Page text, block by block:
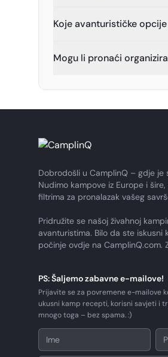
Koje avanturističke
Mogu li pronaći
Dobrodošli u CamplinQ – gdje je
Nudimo kampove iz Europe i
filtrima za pronalazak vašeg
Pridružite se našoj živahnoj
avanturistima. Bilo da ste
počinje ovdje na CamplinQ.com.
PS: Šaljemo zabavne e-mailove!
Prijavite se za povremene e-mailove
ukusni kamp recepti, korisni savjeti i
mnogo toga – bez spama. :)